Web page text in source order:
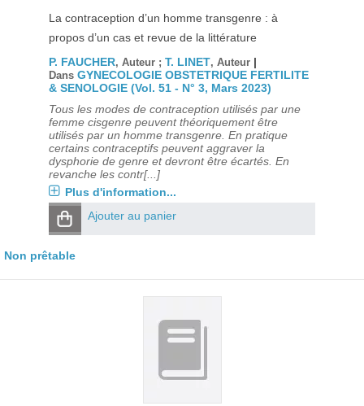
La contraception d’un homme transgenre : à
propos d’un cas et revue de la littérature
P. FAUCHER, Auteur ; T. LINET, Auteur |
Dans GYNECOLOGIE OBSTETRIQUE FERTILITE
& SENOLOGIE (Vol. 51 - N° 3, Mars 2023)
Tous les modes de contraception utilisés par une
femme cisgenre peuvent théoriquement être
utilisés par un homme transgenre. En pratique
certains contraceptifs peuvent aggraver la
dysphorie de genre et devront être écartés. En
revanche les contr[...]
Plus d'information...
Ajouter au panier
Non prêtable